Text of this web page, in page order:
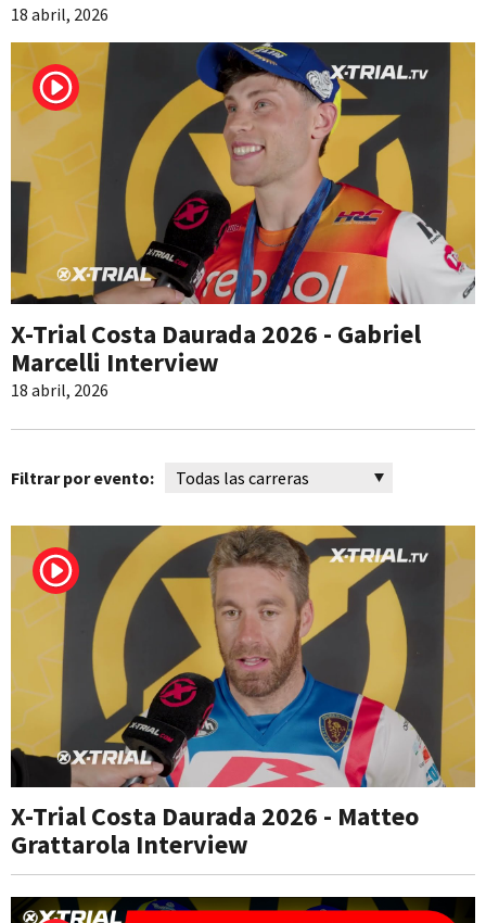
18 abril, 2026
X-Trial Costa Daurada 2026 - Gabriel
Marcelli Interview
18 abril, 2026
Filtrar por evento:
X-Trial Costa Daurada 2026 - Matteo
Grattarola Interview